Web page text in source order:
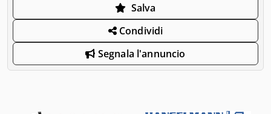
Salva
Condividi
Segnala l'annuncio